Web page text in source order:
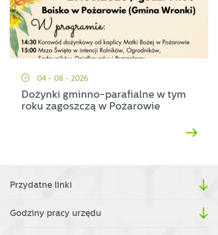
04 - 08 - 2026
Dożynki gminno-parafialne w tym
roku zagoszczą w Pożarowie
Przydatne linki
Godziny pracy urzędu